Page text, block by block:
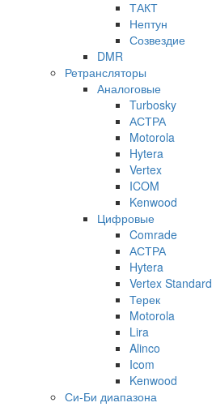
ТАКТ
Нептун
Созвездие
DMR
Ретрансляторы
Аналоговые
Turbosky
АСТРА
Motorola
Hytera
Vertex
ICOM
Kenwood
Цифровые
Comrade
АСТРА
Hytera
Vertex Standard
Терек
Motorola
Lira
Alinco
Icom
Kenwood
Си-Би диапазона